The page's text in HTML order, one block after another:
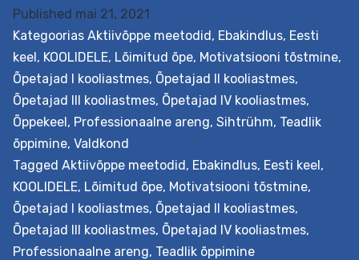
Eesmärk Pakkuda tuge teemaõppe kavandamiseks
koolis. Teemaõpe on teatud teemaringiga seotud
aineülene õpe, näiteks teemal vastuhakk, tervis vmt.
Koos luuakse ühine õpistsenaarium, millesse lõimitakse
õppekava läbivad teemad. Õppeprotsessi
Published mai 21, 2021
Kategoorias Aktiivõppe meetodid, Ebakindlus, Eesti
keel, KOOLIDELE, Lõimitud õpe, Motivatsiooni tõstmine,
Õpetajad I kooliastmes, Õpetajad II kooliastmes,
Õpetajad III kooliastmes, Õpetajad IV kooliastmes,
Õppekeel, Professionaalne areng, Sihtrühm, Teadlik
õppimine, Valdkond
Tagged Aktiivõppe meetodid, Ebakindlus, Eesti keel,
KOOLIDELE, Lõimitud õpe, Motivatsiooni tõstmine,
Õpetajad I kooliastmes, Õpetajad II kooliastmes,
Õpetajad III kooliastmes, Õpetajad IV kooliastmes,
Professionaalne areng, Teadlik õppimine